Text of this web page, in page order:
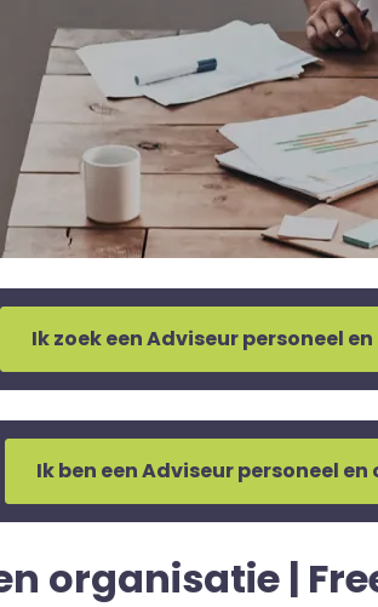
Ik zoek een Adviseur personeel
Ik ben een Adviseur personeel
organisatie |